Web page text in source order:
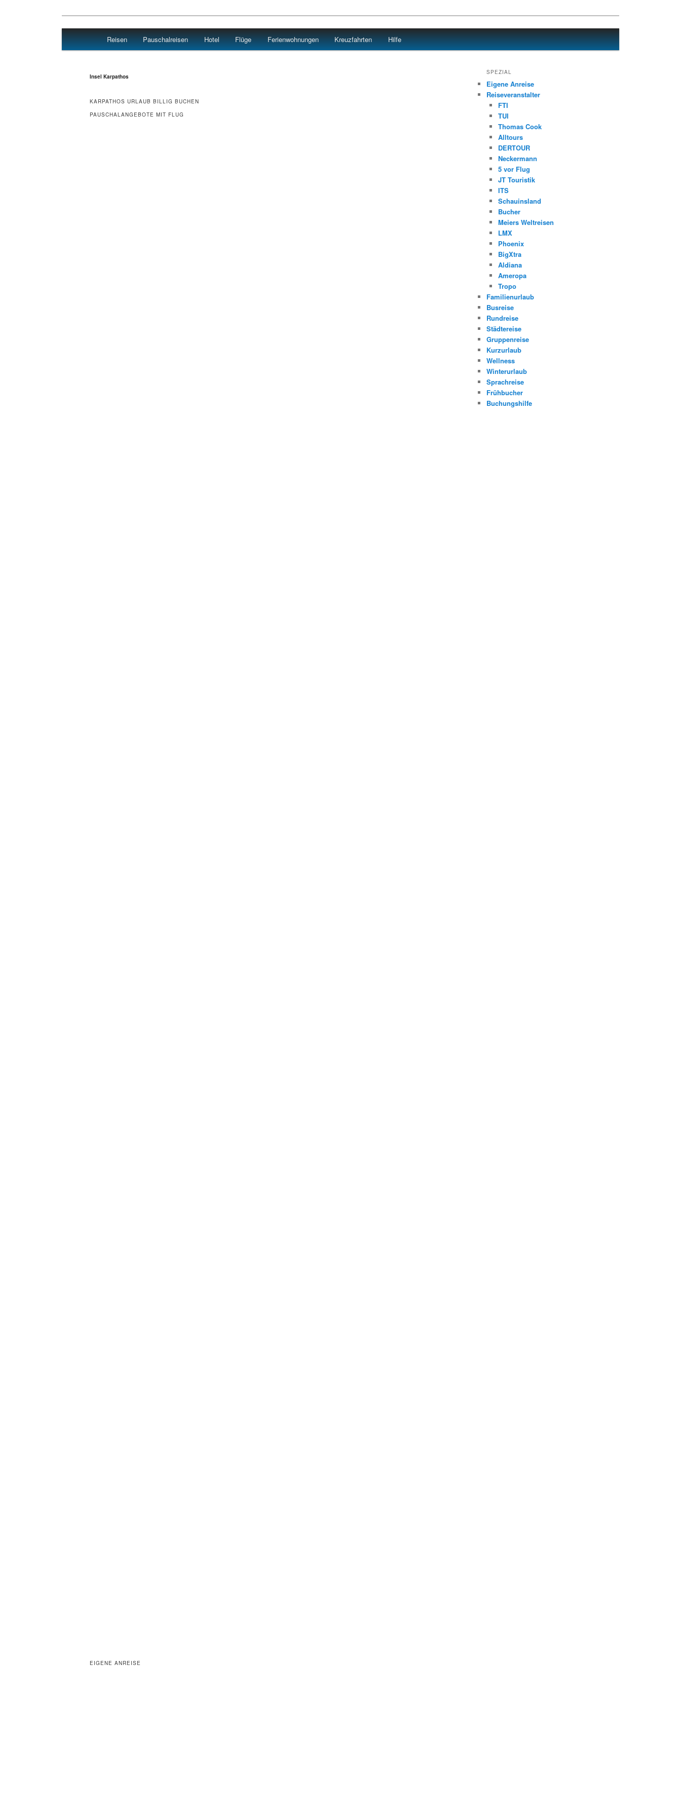
Hotel Flug Reisen
Main menu
Skip to primary content
Skip to secondary content
Reisen Pauschalreisen Hotel Flüge Ferienwohnungen Kreuzfahrten Hilfe
Insel Karpathos
KARPATHOS URLAUB BILLIG BUCHEN
PAUSCHALANGEBOTE MIT FLUG
EIGENE ANREISE
SPEZIAL
Eigene Anreise
Reiseveranstalter
FTI
TUI
Thomas Cook
Alltours
DERTOUR
Neckermann
5 vor Flug
JT Touristik
ITS
Schauinsland
Bucher
Meiers Weltreisen
LMX
Phoenix
BigXtra
Aldiana
Ameropa
Tropo
Familienurlaub
Busreise
Rundreise
Städtereise
Gruppenreise
Kurzurlaub
Wellness
Winterurlaub
Sprachreise
Frühbucher
Buchungshilfe